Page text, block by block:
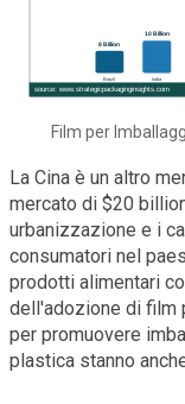
Film per
La Cina è un altro
mercato di $20
urbanizzazione e i
consumatori nel
prodotti alimentari
dell'adozione di film
per promuovere
plastica stanno